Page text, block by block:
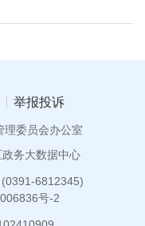
举报投诉
理委员会办公室
务大数据中心
6812345)
号-2